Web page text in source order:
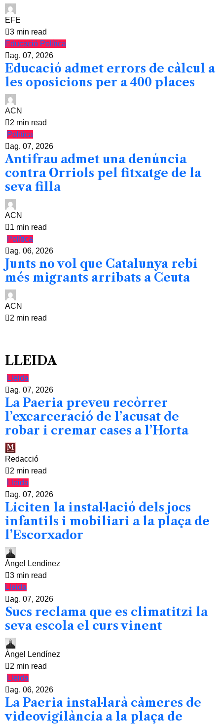
EFE
3 min read
Educació Política
ag. 07, 2026
Educació admet errors de càlcul a
les oposicions per a 400 places
ACN
2 min read
Política
ag. 07, 2026
Antifrau admet una denúncia
contra Orriols pel fitxatge de la
seva filla
ACN
1 min read
Política
ag. 06, 2026
Junts no vol que Catalunya rebi
més migrants arribats a Ceuta
ACN
2 min read
LLEIDA
Lleida
ag. 07, 2026
La Paeria preveu recòrrer
l’excarceració de l’acusat de
robar i cremar cases a l’Horta
Redacció
2 min read
Lleida
ag. 07, 2026
Liciten la instal·lació dels jocs
infantils i mobiliari a la plaça de
l’Escorxador
Àngel Lendínez
3 min read
Lleida
ag. 07, 2026
Sucs reclama que es climatitzi la
seva escola el curs vinent
Àngel Lendínez
2 min read
Lleida
ag. 06, 2026
La Paeria instal·larà càmeres de
videovigilància a la plaça de